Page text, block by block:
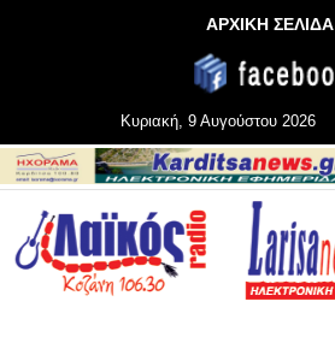
ΑΡΧΙΚΗ ΣΕΛΙΔΑ
Κυριακή, 9 Αυγούστου 2026